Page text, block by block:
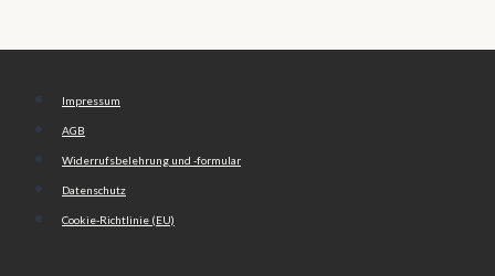
Impressum
AGB
Widerrufsbelehrung und -formular
Datenschutz
Cookie-Richtlinie (EU)